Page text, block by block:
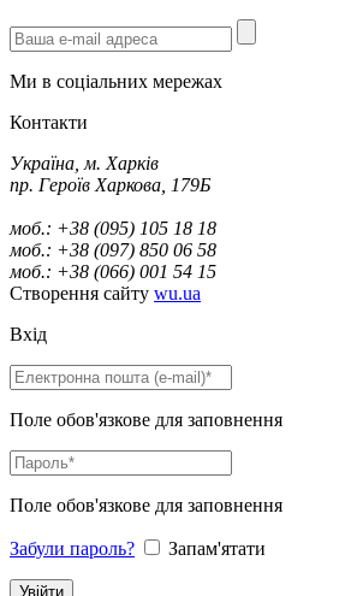
Ми в соціальних мережах
Контакти
Україна, м. Харків
пр. Героїв Харкова, 179Б
моб.: +38 (095) 105 18 18
моб.: +38 (097) 850 06 58
моб.: +38 (066) 001 54 15
Створення сайту wu.ua
Вхід
Поле обов'язкове для заповнення
Поле обов'язкове для заповнення
Забули пароль? Запам'ятати